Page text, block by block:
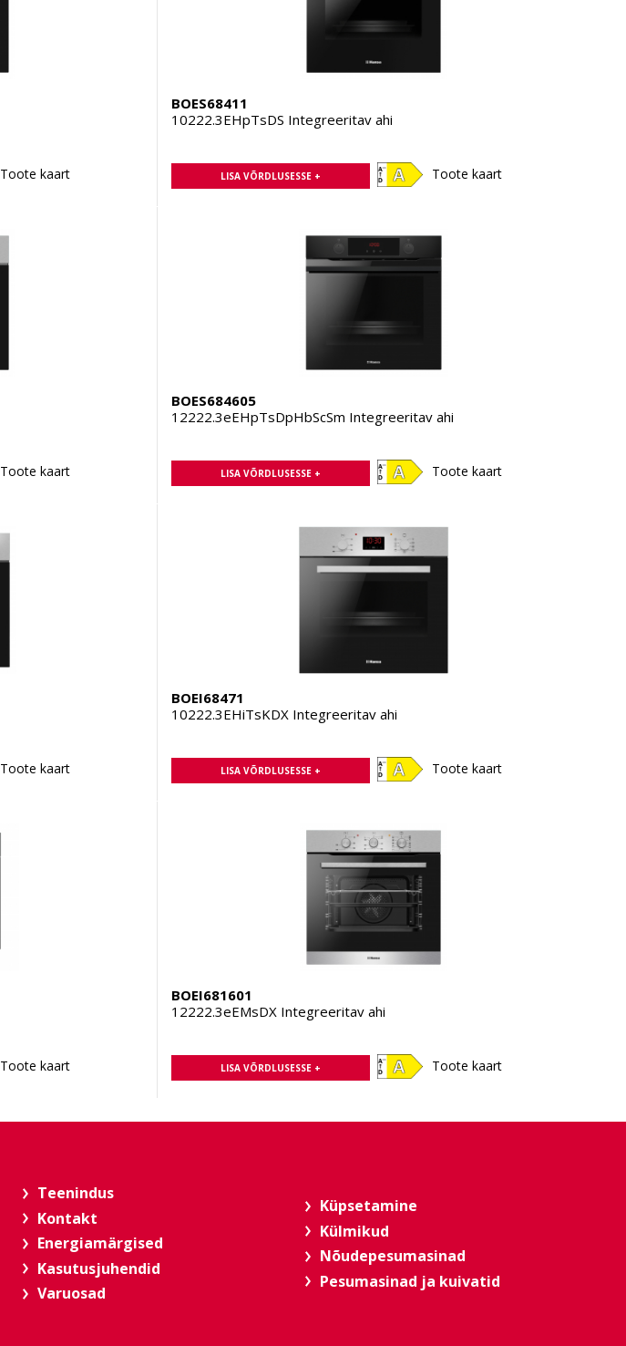
Toote kaart
BOES68411
10222.3EHpTsDS Integreeritav ahi
LISA VÕRDLUSESSE + Toote kaart
Toote kaart
BOES684605
12222.3eEHpTsDpHbScSm Integreeritav ahi
LISA VÕRDLUSESSE + Toote kaart
Toote kaart
BOEI68471
10222.3EHiTsKDX Integreeritav ahi
LISA VÕRDLUSESSE + Toote kaart
Toote kaart
BOEI681601
12222.3eEMsDX Integreeritav ahi
LISA VÕRDLUSESSE + Toote kaart
Teenindus
Kontakt
Energiamärgised
Kasutusjuhendid
Varuosad
Küpsetamine
Külmikud
Nõudepesumasinad
Pesumasinad ja kuivatid